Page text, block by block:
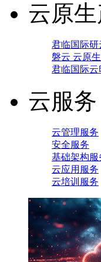
云原
君临国际
磐云 云原生
君临国际云
云服务
云管理服务
安全服务
基础架构服
云应用服务
云培训服务